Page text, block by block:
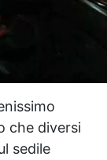
che diversi
sedile